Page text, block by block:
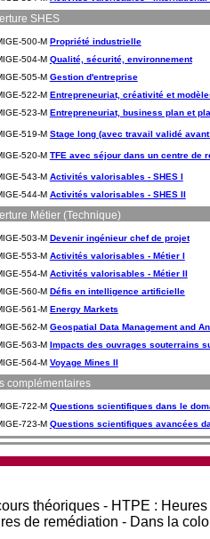
SHES
500-M Propriété industrielle
504-M Qualité, sécurité, environnement
505-M Gestion d'entreprise
522-M Entrepreneuriat, créativité et
523-M Entrepreneuriat, business plan et
519-M Stage long (avec travail validé avant
520-M TFE avec séjour dans un centre de
543-M Activités valorisables - SHES I
544-M Activités valorisables - SHES II
Métier (Technique)
503-M Devenir ingénieur chef de projet
553-M Activités valorisables - Métier I
554-M Activités valorisables - Métier II
560-M Défis en intelligence artificielle
561-M Energy Markets
562-M Geospatial Data Management and
563-M Impacts des ouvrages souterrains
564-M Voyage Mines II
complémentaires
722-M Questions scientifiques dans le
723-M Questions scientifiques avancées
théoriques - HTPE :
de remédiation - Dans la